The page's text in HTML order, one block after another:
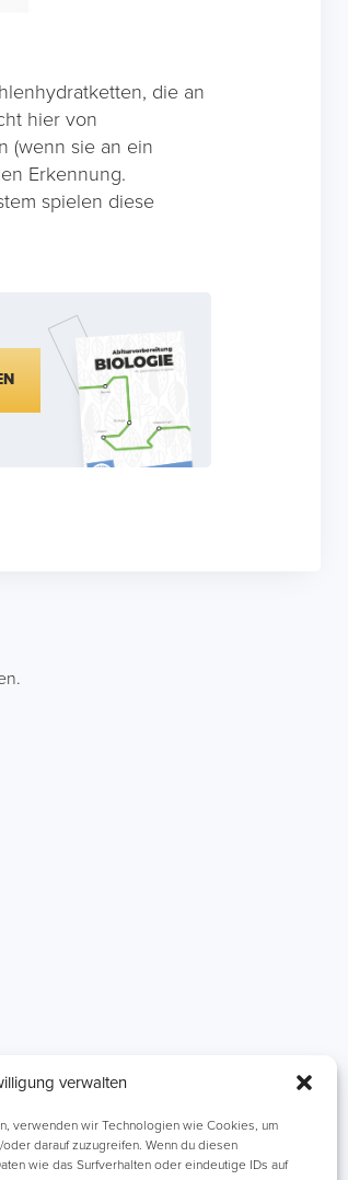
verwalten
verwenden wir Technologien wie Cookies, um
darauf zuzugreifen. Wenn du diesen
wie das Surfverhalten oder eindeutige IDs auf
die an
hier von
(wenn sie an ein
Erkennung.
spielen diese